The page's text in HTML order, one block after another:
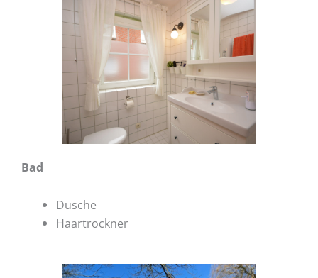
Bad
Dusche
Haartrockner